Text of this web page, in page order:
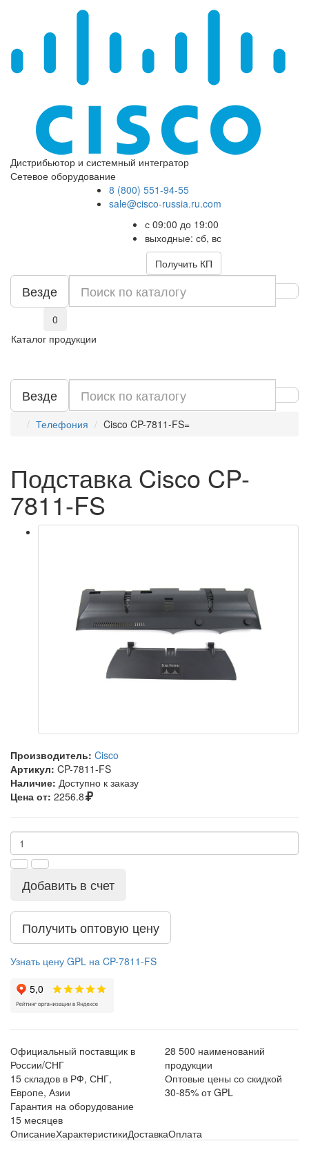
Дистрибьютор и системный интегратор
Сетевое оборудование
8 (800) 551-94-55
sale@cisco-russia.ru.com
с 09:00 до 19:00
выходные: сб, вс
Получить КП
Везде
0
Каталог продукции
Везде
Телефония Cisco CP-7811-FS=
Подставка Cisco CP-
7811-FS
Производитель: Cisco
Артикул: CP-7811-FS
Наличие: Доступно к заказу
Цена от: 2256.8
Добавить в счет
Получить оптовую цену
Узнать цену GPL на CP-7811-FS
Официальный поставщик в
России/СНГ
28 500 наименований
продукции
15 складов в РФ, СНГ,
Европе, Азии
Оптовые цены со скидкой
30-85% от GPL
Гарантия на оборудование
15 месяцев
ОписаниеХарактеристикиДоставкаОплата